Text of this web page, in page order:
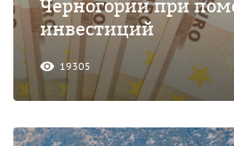
Черногории при
инвестиций
19305